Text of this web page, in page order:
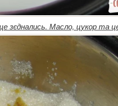
зєднались. Масло, цукор та